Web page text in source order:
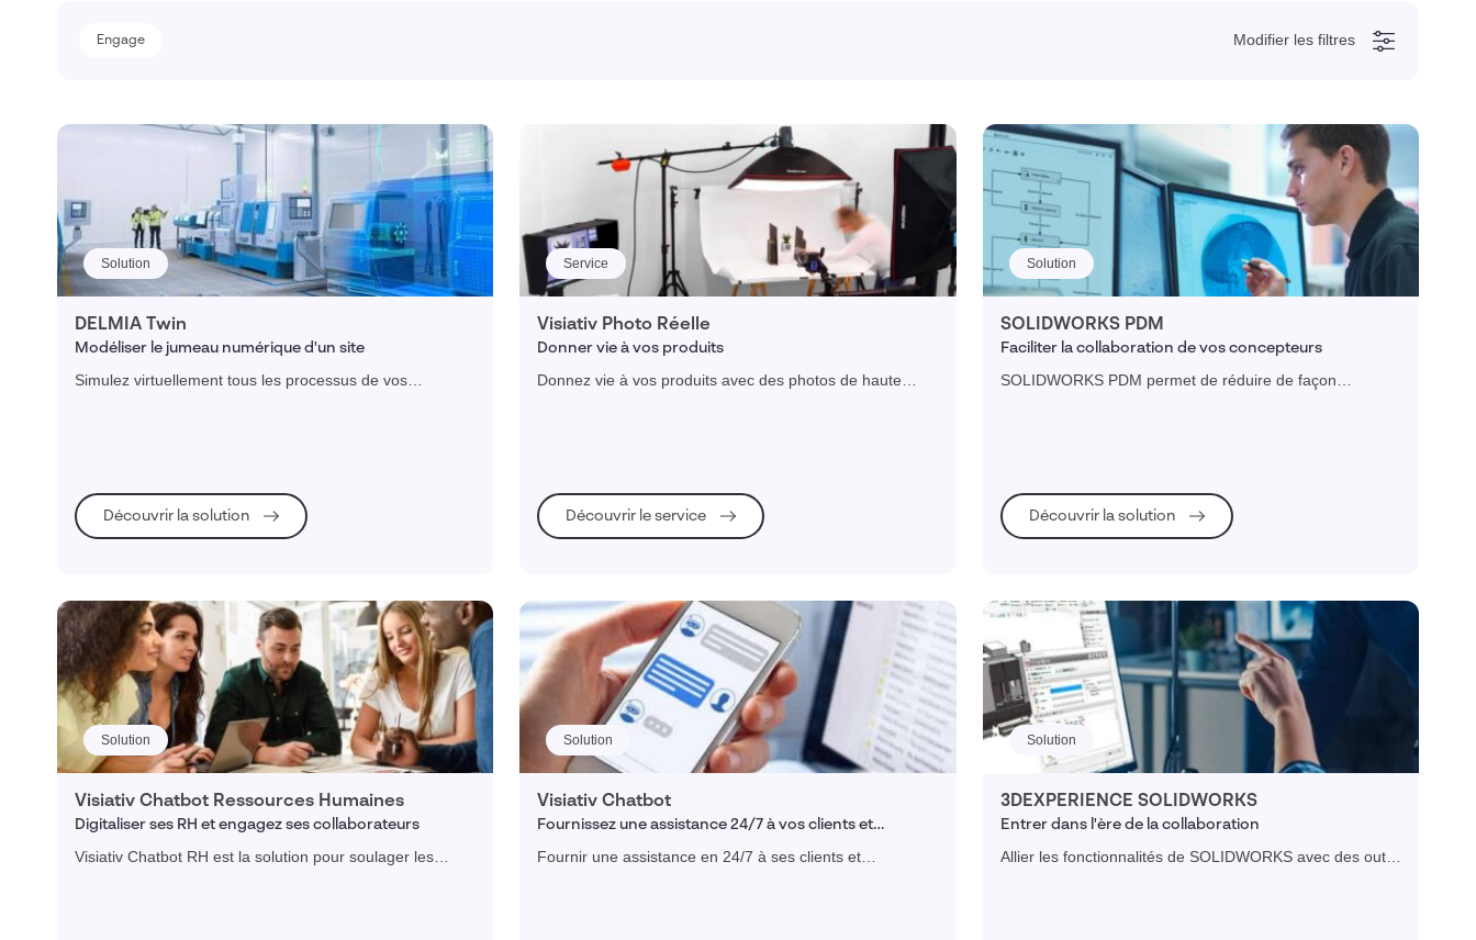
Engage Modifier les filtres
Engage Cacher
Secteur d'activités (obsolète)
Expertise-comptable
Gestion Immobilière
Assurances
Agroalimentaire (Clone 2)
Retail
High-tech, électronique & électrique
Bureaux d'études
Banques
Santé & Pharmaceutique
Marques, Enseignes & Distribution
Cosmétiques
Biens de consommation
Solution
DELMIA Twin
Modéliser le jumeau numérique d'un site
Simulez virtuellement tous les processus de vos
Découvrir la solution
Service
Visiativ Photo Réelle
Donner vie à vos produits
Donnez vie à vos produits avec des photos de haute
Découvrir le service
Solution
SOLIDWORKS PDM
Faciliter la collaboration de vos concepteurs
SOLIDWORKS PDM permet de réduire de façon
Découvrir la solution
Solution
Visiativ Chatbot Ressources Humaines
Digitaliser ses RH et engagez ses collaborateurs
Visiativ Chatbot RH est la solution pour soulager les
Solution
Visiativ Chatbot
Fournissez une assistance 24/7 à vos clients et
collaborateurs
Fournir une assistance en 24/7 à ses clients et
Solution
3DEXPERIENCE SOLIDWORKS
Entrer dans l'ère de la collaboration
Allier les fonctionnalités de SOLIDWORKS avec des outils